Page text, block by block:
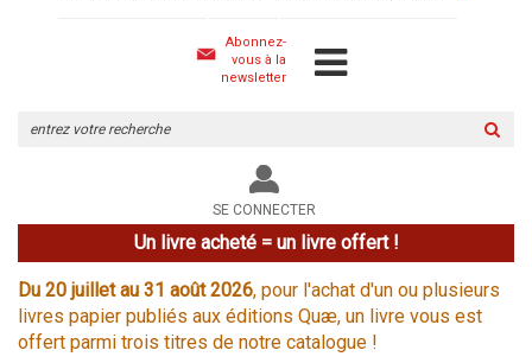
Abonnez-
vous à la
newsletter
le
site
SE CONNECTER
Un livre acheté = un livre offert !
Du 20 juillet au 31 août 2026, pour l'achat d'un ou plusieurs
livres papier publiés aux éditions Quæ, un livre vous est
offert parmi trois titres de notre catalogue !